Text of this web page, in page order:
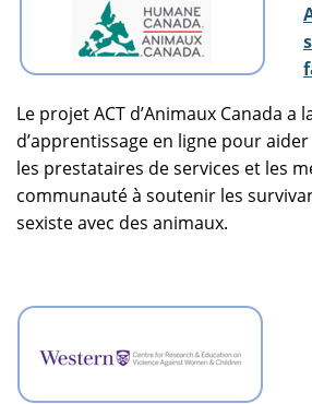
Le projet ACT d’Animaux Canada a
d’apprentissage en ligne pour
les prestataires de services et les
communauté à soutenir les
sexiste avec des animaux.